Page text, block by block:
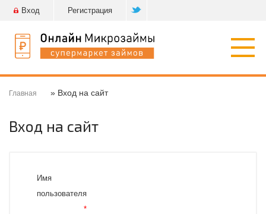
Вход Регистрация
Главная » Вход на сайт
Вход на сайт
Имя
пользователя
*